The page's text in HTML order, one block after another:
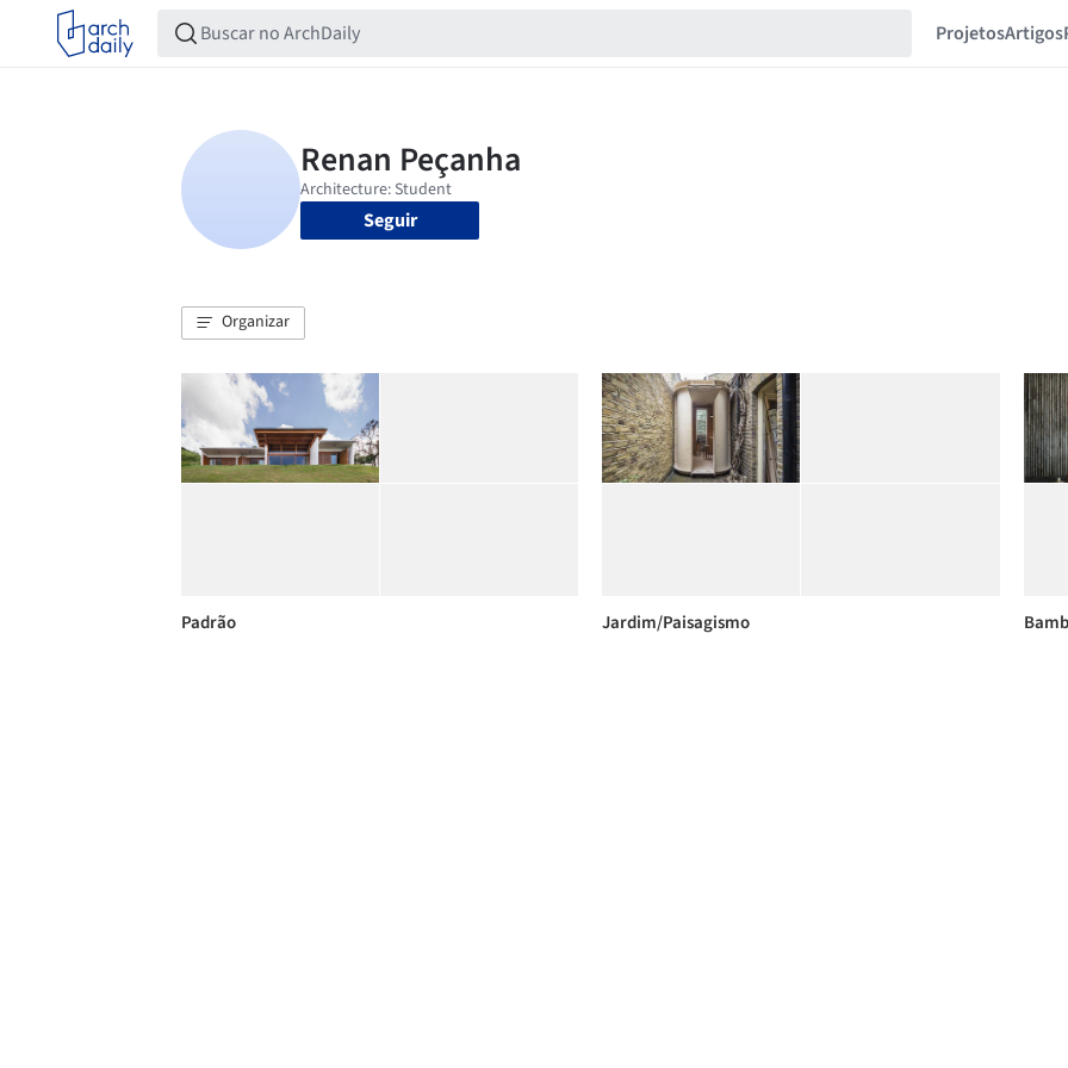
ProjetosArtigos
Seguir
Organizar
Padrão Jardim/Paisagismo